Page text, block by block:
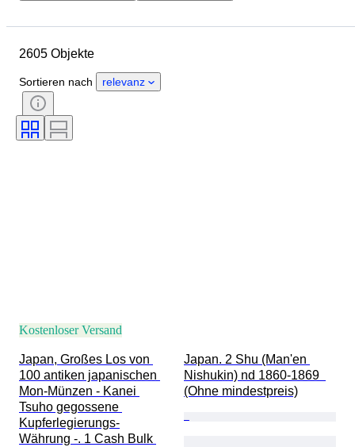
Zustand
Unterschrift
Währung
Art der Münze
Epoche
2605 Objekte
Sortieren nach relevanz
Kostenloser Versand
Japan, Großes Los von
100 antiken japanischen
Mon-Münzen - Kanei
Tsuho gegossene
Kupferlegierungs-
Währung -. 1 Cash Bulk
Japan. 2 Shu (Man'en
Nishukin) nd 1860-1869
(Ohne mindestpreis)